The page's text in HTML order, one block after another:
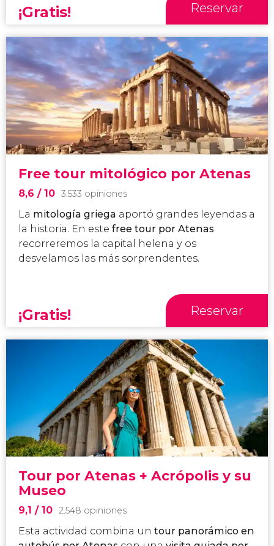
¡Gratis! Reservar
Free tour mitológico por Atenas
8,6 / 10 3.533 opiniones
La mitología griega aportó grandes leyendas a
la historia. En este free tour por Atenas
recorreremos la capital helena y os
desvelamos las más sorprendentes.
¡Gratis! Reservar
Tour por Atenas + Acrópolis y su
Museo
9,1 / 10 2.548 opiniones
Esta actividad combina un tour panorámico en